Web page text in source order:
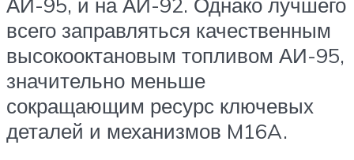
всего заправляться качественным
высокооктановым топливом АИ-95,
значительно меньше
сокращающим ресурс ключевых
деталей и механизмов M16A.